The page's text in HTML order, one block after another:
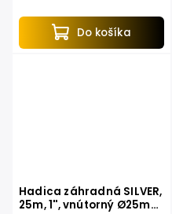
Do košíka
Hadica záhradná SILVER,
25m, 1'', vnútorný Ø25mm